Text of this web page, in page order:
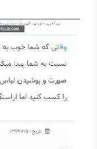
نمایشگر
ویدیو